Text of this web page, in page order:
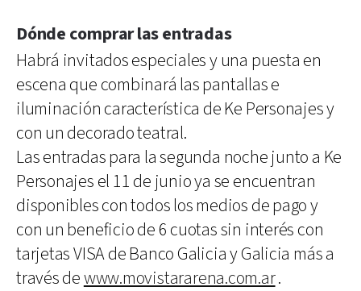
Dónde comprar las entradas
Habrá invitados especiales y una puesta en
escena que combinará las pantallas e
iluminación característica de Ke Personajes y
con un decorado teatral.
Las entradas para la segunda noche junto a Ke
Personajes el 11 de junio ya se encuentran
disponibles con todos los medios de pago y
con un beneficio de 6 cuotas sin interés con
tarjetas VISA de Banco Galicia y Galicia más a
través dewww.movistararena.com.ar.